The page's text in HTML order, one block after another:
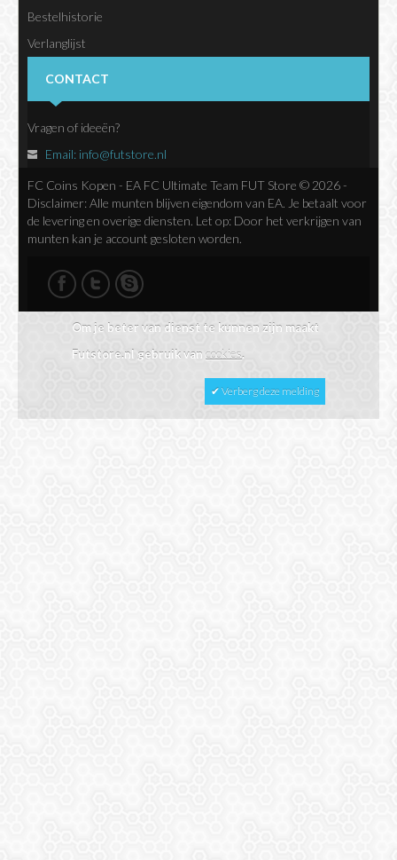
Bestelhistorie
Verlanglijst
CONTACT
Vragen of ideeën?
Email: info@futstore.nl
FC Coins Kopen - EA FC Ultimate Team FUT Store © 2026 -
Disclaimer: Alle munten blijven eigendom van EA. Je betaalt voor
de levering en overige diensten. Let op: Door het verkrijgen van
munten kan je account gesloten worden.
Om je beter van dienst te kunnen zijn maakt
Futstore.nl gebruik vancookies.
✔ Verberg deze melding